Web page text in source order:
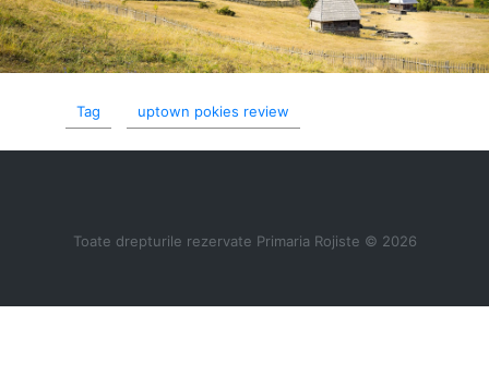
Tag uptown pokies review
Toate drepturile rezervate Primaria Rojiste © 2026